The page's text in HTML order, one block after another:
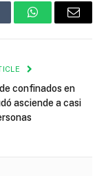
WhatsAppEmail
confinados en
asciende a casi